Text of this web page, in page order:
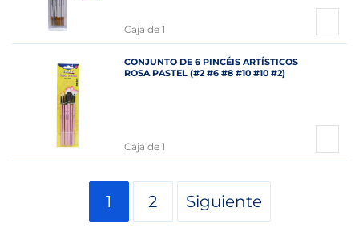
Caja de 1
CONJUNTO DE 6 PINCÉIS ARTÍSTICOS
ROSA PASTEL (#2 #6 #8 #10 #10 #2)
Caja de 1
1 2 Siguiente